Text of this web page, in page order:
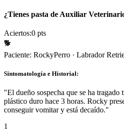
¿Tienes pasta de Auxiliar
Aciertos:0 pts
🐕
Paciente: RockyPerro · Labrador
Sintomatología e Historial:
"El dueño sospecha que se ha tragado
plástico duro hace 3 horas. Rocky
conseguir vomitar y está decaído."
1